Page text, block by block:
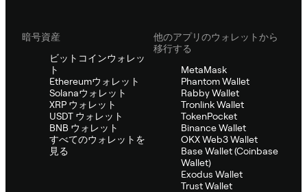
暗号資産
ビットコインウォレッ
ト
Ethereumウォレット
Solanaウォレット
XRP ウォレット
USDT ウォレット
BNB ウォレット
すべてのウォレットを
見る
他のアプリのウォレットから
移行する
MetaMask
Phantom Wallet
Rabby Wallet
Tronlink Wallet
TokenPocket
Binance Wallet
OKX Web3 Wallet
Base Wallet (Coinbase
Wallet)
Exodus Wallet
Trust Wallet